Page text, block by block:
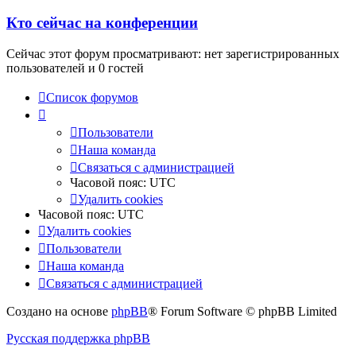
Кто сейчас на конференции
Сейчас этот форум просматривают: нет зарегистрированных
пользователей и 0 гостей
Список форумов
Пользователи
Наша команда
Связаться с администрацией
Часовой пояс: UTC
Удалить cookies
Часовой пояс: UTC
Удалить cookies
Пользователи
Наша команда
Связаться с администрацией
Создано на основе phpBB® Forum Software © phpBB Limited
Русская поддержка phpBB